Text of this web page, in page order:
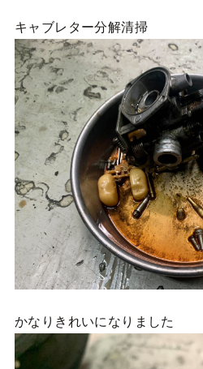
キャブレター分解清掃
かなりきれいになりました